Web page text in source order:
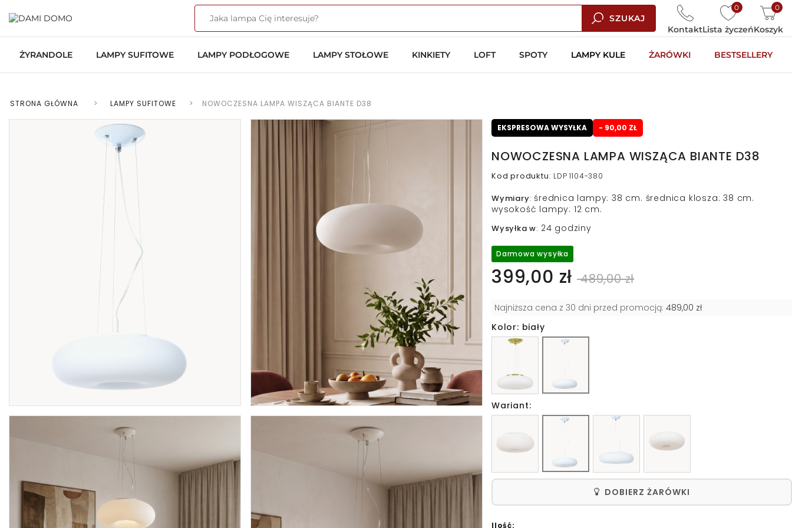
SZUKAJ
0
Lista życzeń
0
Koszyk
Kontakt
ŻYRANDOLE LAMPY SUFITOWE LAMPY PODŁOGOWE LAMPY STOŁOWE KINKIETY LOFT SPOTY LAMPY KULE ŻARÓWKI BESTSELLERY
STRONA GŁÓWNA > LAMPY SUFITOWE > NOWOCZESNA LAMPA WISZĄCA BIANTE D38
EKSPRESOWA WYSYŁKA - 90,00 ZŁ
NOWOCZESNA LAMPA WISZĄCA BIANTE D38
Kod produktu: LDP 1104-380
Wymiary: średnica lampy: 38 cm. średnica klosza: 38 cm.
wysokość lampy: 12 cm.
Wysyłka w: 24 godziny
Darmowa wysyłka
399,00 zł 489,00 zł
Najniższa cena z 30 dni przed promocją: 489,00 zł
Kolor: biały
Wariant:
DOBIERZ ŻARÓWKI
Ilość: